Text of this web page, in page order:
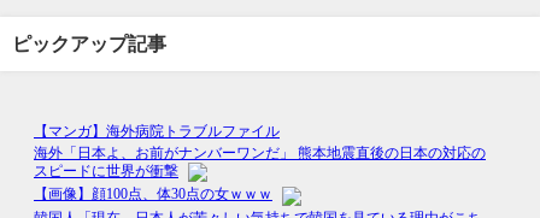
ピックアップ記事